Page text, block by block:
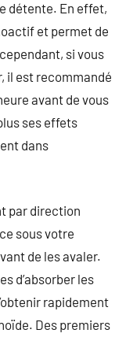
détente. En effet,
et permet de
si vous
il est recommandé
avant de vous
ses effets
dans
par direction
sous votre
de les avaler.
d’absorber les
rapidement
Des premiers